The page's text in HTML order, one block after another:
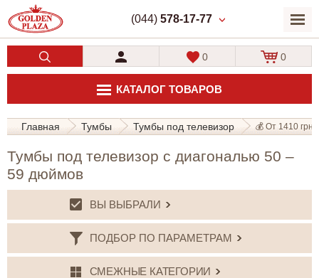
(044) 578-17-77
КАТАЛОГ ТОВАРОВ
0 0
Главная Тумбы Тумбы под телевизор 💰 От 1410 грн.
Тумбы под телевизор с диагональю 50 –
59 дюймов
ВЫ ВЫБРАЛИ
ПОДБОР ПО ПАРАМЕТРАМ
СМЕЖНЫЕ КАТЕГОРИИ